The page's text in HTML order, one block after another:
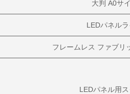
大判 A0サ
LEDパネルラ
フレームレス ファブリ
LEDパネル用